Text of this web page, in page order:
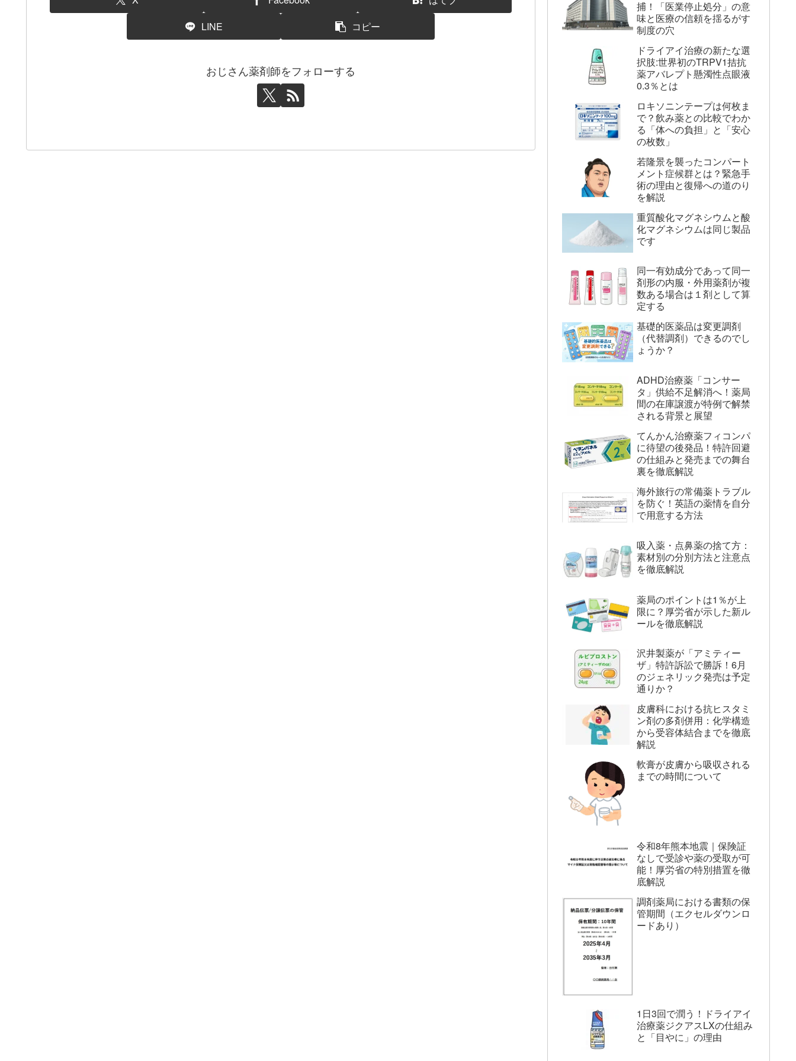
LINE
コピー
おじさん薬剤師をフォローする
捕！「医業停止処分」の意
味と医療の信頼を揺るがす
制度の穴
ドライアイ治療の新たな選
択肢:世界初のTRPV1拮抗
薬アバレプト懸濁性点眼液
0.3％とは
ロキソニンテープは何枚ま
で？飲み薬との比較でわか
る「体への負担」と「安心
の枚数」
若隆景を襲ったコンパート
メント症候群とは？緊急手
術の理由と復帰への道のり
を解説
重質酸化マグネシウムと酸
化マグネシウムは同じ製品
です
同一有効成分であって同一
剤形の内服・外用薬剤が複
数ある場合は１剤として算
定する
基礎的医薬品は変更調剤
（代替調剤）できるのでし
ょうか？
ADHD治療薬「コンサー
タ」供給不足解消へ！薬局
間の在庫譲渡が特例で解禁
される背景と展望
てんかん治療薬フィコンパ
に待望の後発品！特許回避
の仕組みと発売までの舞台
裏を徹底解説
海外旅行の常備薬トラブル
を防ぐ！英語の薬情を自分
で用意する方法
吸入薬・点鼻薬の捨て方：
素材別の分別方法と注意点
を徹底解説
薬局のポイントは1％が上
限に？厚労省が示した新ル
ールを徹底解説
沢井製薬が「アミティー
ザ」特許訴訟で勝訴！6月
のジェネリック発売は予定
通りか？
皮膚科における抗ヒスタミ
ン剤の多剤併用：化学構造
から受容体結合までを徹底
解説
軟膏が皮膚から吸収される
までの時間について
令和8年熊本地震｜保険証
なしで受診や薬の受取が可
能！厚労省の特別措置を徹
底解説
調剤薬局における書類の保
管期間（エクセルダウンロ
ードあり）
1日3回で潤う！ドライアイ
治療薬ジクアスLXの仕組み
と「目やに」の理由